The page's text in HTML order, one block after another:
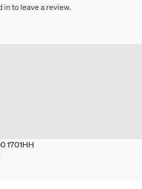
in to leave a review.
1701HH